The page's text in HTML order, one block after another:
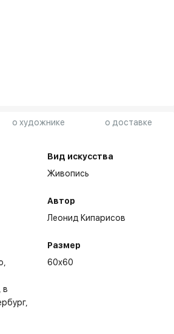
о художнике о доставке
в
Вид искусства
Живопись
Автор
Леонид Кипарисов
Размер
60x60